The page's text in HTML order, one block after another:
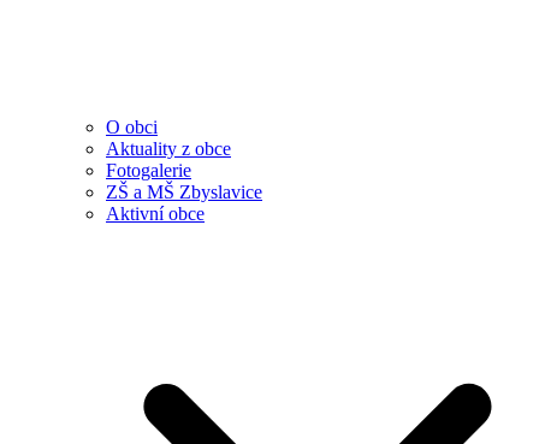
O obci
Aktuality z obce
Fotogalerie
ZŠ a MŠ Zbyslavice
Aktivní obce